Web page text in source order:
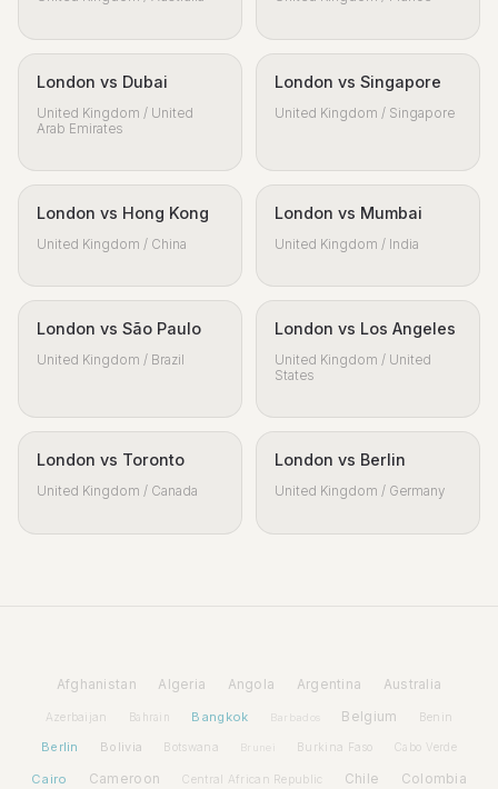
London vs Dubai
United Kingdom / United
Arab Emirates
London vs Singapore
United Kingdom / Singapore
London vs Hong Kong
United Kingdom / China
London vs Mumbai
United Kingdom / India
London vs São Paulo
United Kingdom / Brazil
London vs Los Angeles
United Kingdom / United
States
London vs Toronto
United Kingdom / Canada
London vs Berlin
United Kingdom / Germany
Afghanistan Algeria Angola Argentina Australia
Azerbaijan Bahrain Bangkok Barbados Belgium Benin
Berlin Bolivia Botswana Brunei Burkina Faso Cabo Verde
Cairo Cameroon Central African Republic Chile Colombia